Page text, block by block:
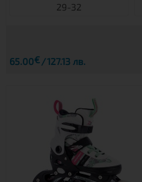
29-32
65.00€ 127.13 лв.